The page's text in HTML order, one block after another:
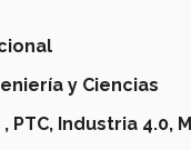
y Ciencias
, PTC, Industria 4.0,